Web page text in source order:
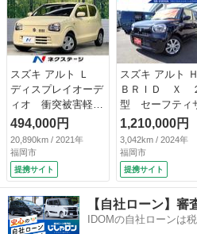
スズキ アルト Ｌ
ディスプレイオーデ
ィオ 衝突被害軽減
システム 禁煙車
シートヒーター コ
ーナーセンサー オ
ートハイビーム 車
線逸脱警報 オート
ライト Ｂｌｕｅｔ
ｏｏｔｈ接続 ＣＤ
再生 電動格納ドア
494,000円
20,890km / 2021年
福岡市
提携サイト
スズキ アルト
ＢＲＩＤ Ｘ
型 セーフティ
ート プッシュ
ート オートライ
ト シートヒータ
ー オートエアコ
ン アイドリン
トップ 盗難防
ステム （検9.12
1,210,000円
3,042km / 2024年
福岡市
提携サイト
【自社ローン】審
IDOMの自社ローンは